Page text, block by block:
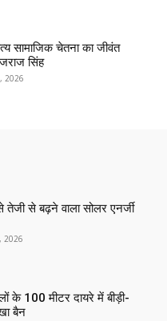
सामाजिक चेतना का जीवंत
सिंह
2026
तेजी से बढ़ने वाला सोलर एनर्जी
2026
के 100 मीटर दायरे में बीड़ी-
बैन